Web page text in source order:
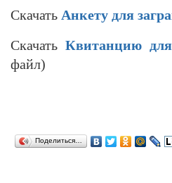
Скачать Анкету для
Скачать Квитанцию
файл)
Поделиться…